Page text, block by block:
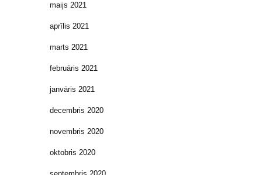
maijs 2021
aprīlis 2021
marts 2021
februāris 2021
janvāris 2021
decembris 2020
novembris 2020
oktobris 2020